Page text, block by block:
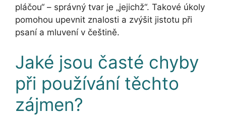
pláčou“ – správný tvar je „jejichž“. Takové úkoly
pomohou upevnit znalosti a zvýšit jistotu při
psaní a mluvení v češtině.
Jaké jsou časté chyby
při používání těchto
zájmen?